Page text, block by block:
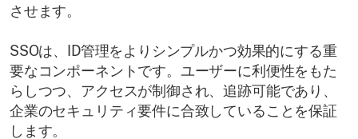
させます。
SSOは、ID管理をよりシンプルかつ効果的にする重
要なコンポーネントです。ユーザーに利便性をもた
らしつつ、アクセスが制御され、追跡可能であり、
企業のセキュリティ要件に合致していることを保証
します。